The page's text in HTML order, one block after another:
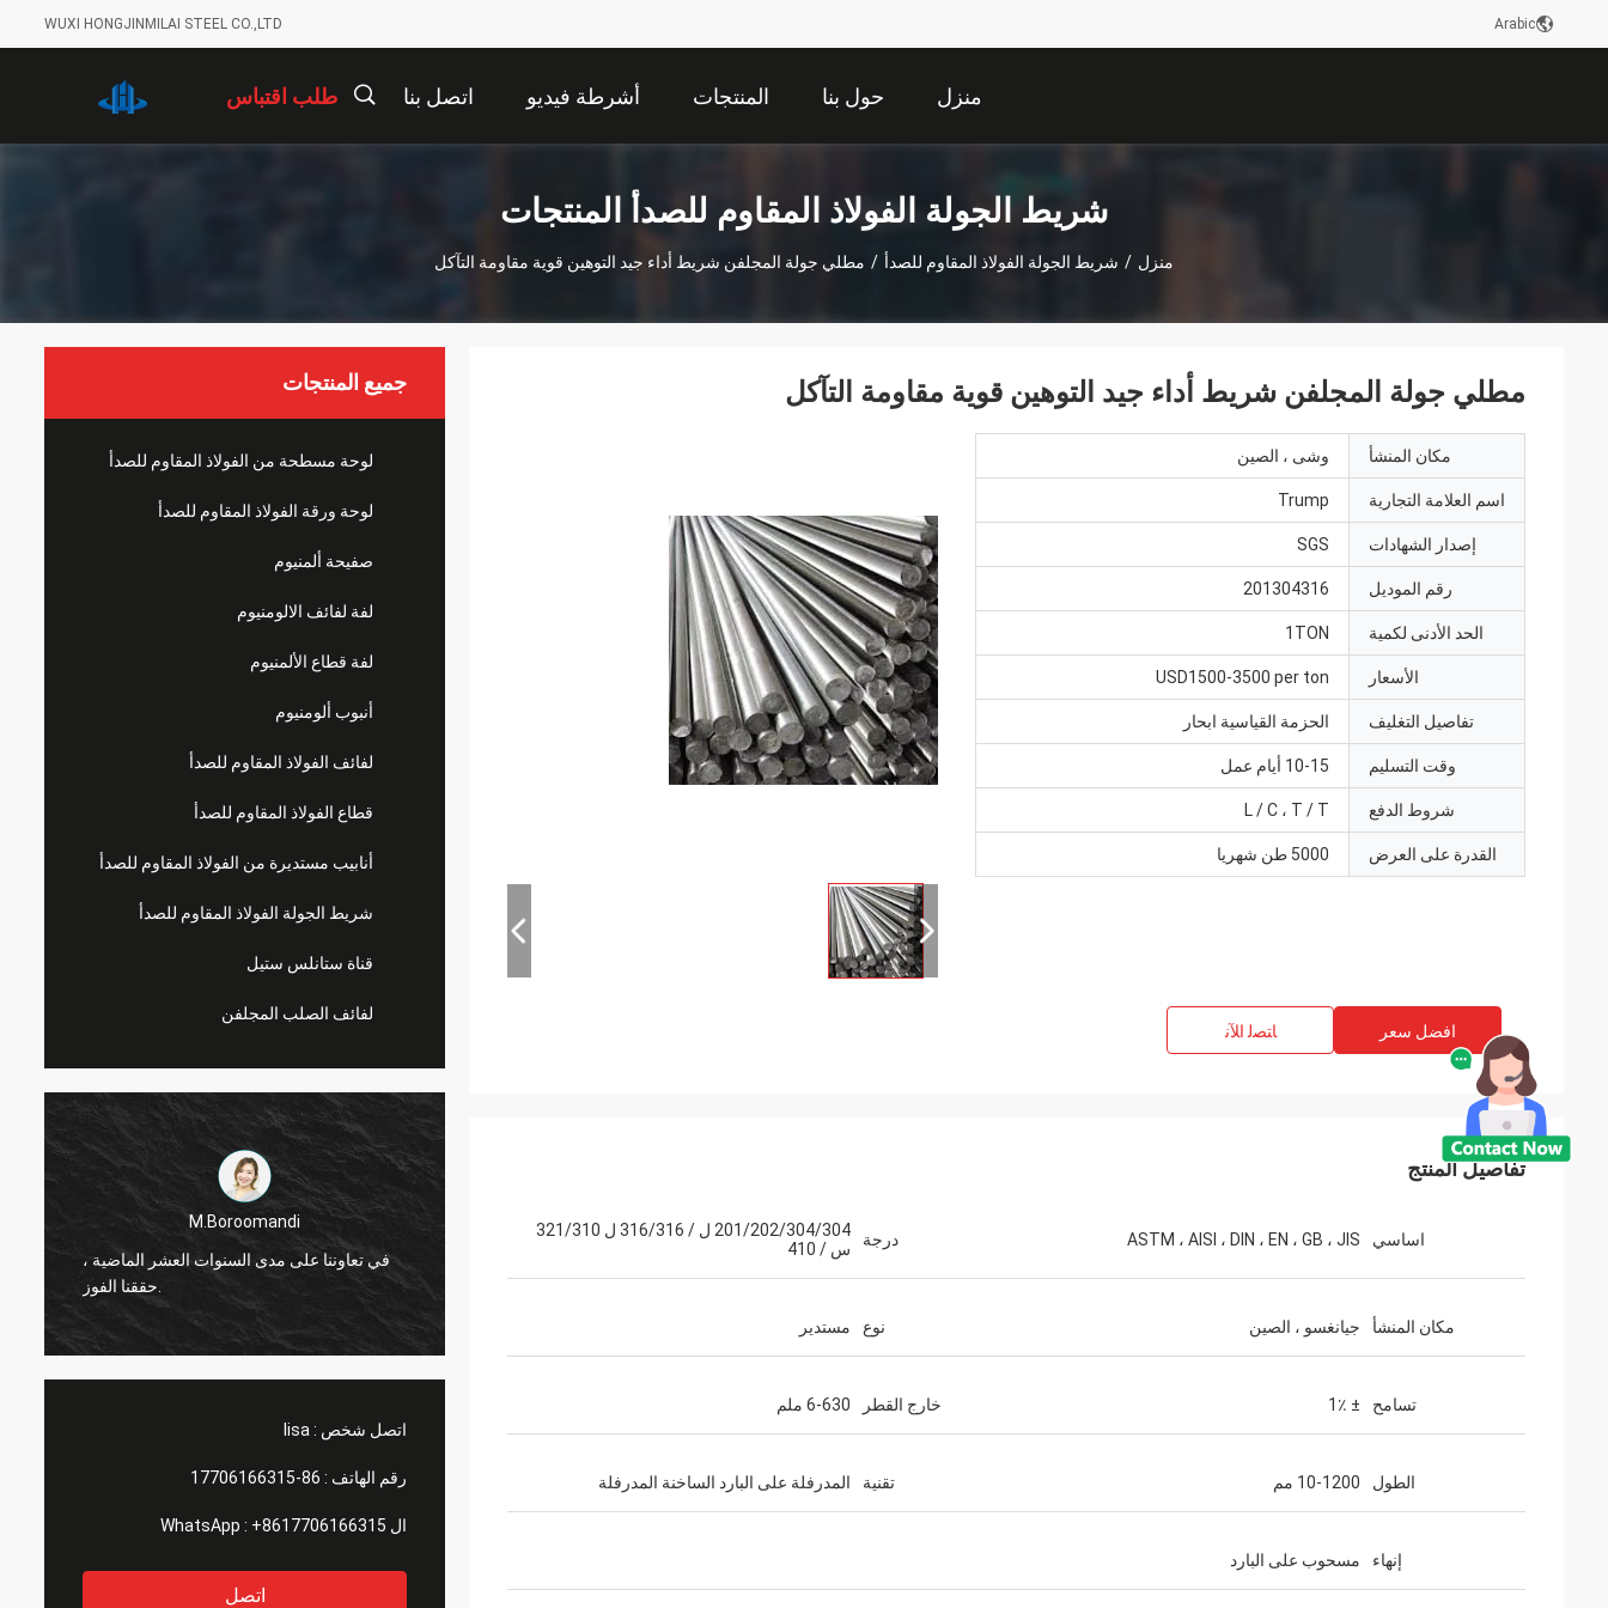
WUXI HONGJINMILAI STEEL CO.,LTD Arabic
منزل حول بنا المنتجات أشرطة فيديو اتصل بنا طلب اقتباس
شريط الجولة الفولاذ المقاوم للصدأ المنتجات
منزل / شريط الجولة الفولاذ المقاوم للصدأ / مطلي جولة المجلفن شريط أداء جيد التوهين قوية مقاومة التآكل
جميع المنتجات
لوحة مسطحة من الفولاذ المقاوم للصدأ
لوحة ورقة الفولاذ المقاوم للصدأ
صفيحة ألمنيوم
لفة لفائف الالومنيوم
لفة قطاع الألمنيوم
أنبوب ألومنيوم
لفائف الفولاذ المقاوم للصدأ
قطاع الفولاذ المقاوم للصدأ
أنابيب مستديرة من الفولاذ المقاوم للصدأ
شريط الجولة الفولاذ المقاوم للصدأ
قناة ستانلس ستيل
لفائف الصلب المجلفن
M.Boroomandi
في تعاوننا على مدى السنوات العشر
M.Boroomandi
في تعاوننا على مدى السنوات العشر الماضية ،
اتصل شخص : lisa
رقم الهاتف : 86-17706166315
ال WhatsApp : +8617706166315
اتصل
مطلي جولة المجلفن شريط أداء جيد التوهين قوية مقاومة التآكل
مكان المنشأ وشى ، الصين
اسم العلامة التجارية Trump
إصدار الشهادات SGS
رقم الموديل 201304316
الحد الأدنى لكمية 1TON
الأسعار USD1500-3500 per ton
تفاصيل التغليف الحزمة القياسية ابحار
وقت التسليم 10-15 أيام عمل
شروط الدفع L / C ، T / T
القدرة على العرض 5000 طن شهريا
افضل سعر ﺎﺘﺼﻟ ﺍﻶﻧ
تفاصيل المنتج
اساسي ASTM ، AISI ، DIN ، EN ، GB ، JIS درجة
201/202/304/304 ل / 316/316 ل 321/310
س / 410
مكان المنشأ جيانغسو ، الصين نوع مستدير
تسامح ± 1٪ خارج القطر 6-630 ملم
الطول 10-1200 مم تقنية المدرفلة على البارد الساخنة المدرفلة
إنهاء مسحوب على البارد